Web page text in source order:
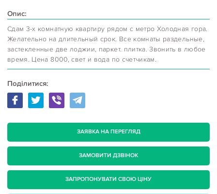
Опис:
Сдам 3-х комнатную квартиру рядом с метро Холодная гора.
Желательно на длительный срок. Все комнаты раздельные,
застекленные две лоджии, паркет. плитка. Звонить в любое
время. Цена 8000, свет и вода по счетчикам.
Поділитися:
ЗАЯВКА НА ПЕРЕГЛЯД
ЗАМОВИТИ ДЗВІНОК
ЗАПРОПОНУВАТИ СВОЮ ЦІНУ